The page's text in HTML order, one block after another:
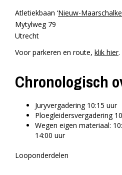
Atletiekbaan ‘Nieuw-
Mytylweg 79
Utrecht
Voor parkeren en route, klik hier.
Chronologisch
Juryvergadering 10:15 uur
Ploegleidersvergadering
Wegen eigen materiaal:
14:00 uur
Looponderdelen